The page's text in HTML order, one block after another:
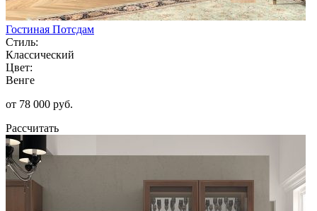
Гостиная Потсдам
Стиль:
Классический
Цвет:
Венге
от 78 000 руб.
Рассчитать